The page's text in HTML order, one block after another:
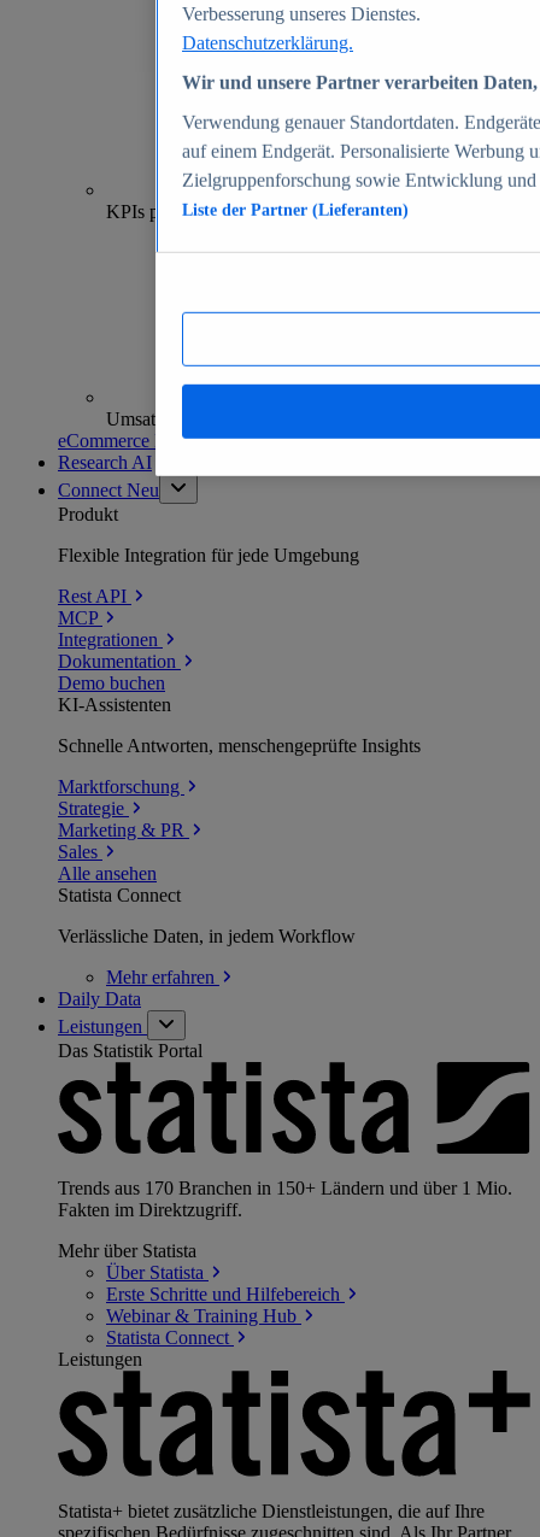
70+
KPIs pro Shop
Umsatzanalysen und -prognosen
eCommerce Insights entdecken
Research AI
Connect Neu
Produkt
Flexible Integration für jede Umgebung
Rest API
MCP
Integrationen
Dokumentation
Demo buchen
KI-Assistenten
Schnelle Antworten, menschengeprüfte Insights
Marktforschung
Strategie
Marketing & PR
Sales
Alle ansehen
Statista Connect
Verlässliche Daten, in jedem Workflow
Mehrerfahren
Daily Data
Leistungen
Das Statistik Portal
Trends aus 170 Branchen in 150+ Ländern und über 1 Mio.
Fakten im Direktzugriff.
Mehr über Statista
Über Statista
Erste Schritte und Hilfebereich
Webinar & Training Hub
Statista Connect
Leistungen
Statista+ bietet zusätzliche Dienstleistungen, die auf Ihre
spezifischen Bedürfnisse zugeschnitten sind. Als Ihr Partner
Verbesserung unseres Dienstes.
Datenschutzerklärung.
Wir und unsere Partner verarbeiten
Verwendung genauer Standortdaten.
auf einem Endgerät. Personalisierte Werbung
Zielgruppenforschung sowie Entwicklung
Liste der Partner (Lieferanten)